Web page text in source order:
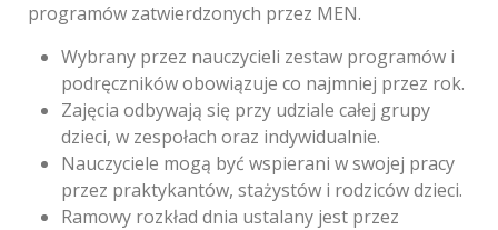
programów zatwierdzonych przez MEN.
Wybrany przez nauczycieli zestaw programów i
podręczników obowiązuje co najmniej przez rok.
Zajęcia odbywają się przy udziale całej grupy
dzieci, w zespołach oraz indywidualnie.
Nauczyciele mogą być wspierani w swojej pracy
przez praktykantów, stażystów i rodziców dzieci.
Ramowy rozkład dnia ustalany jest przez